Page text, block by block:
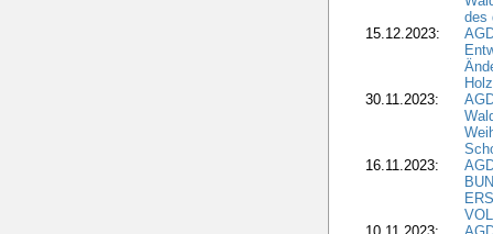
des
15.12.2023:
30.11.2023:
16.11.2023: